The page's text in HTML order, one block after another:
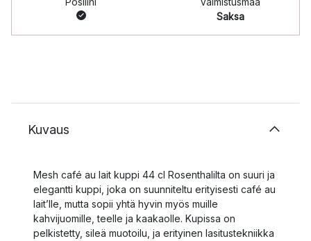
Saksa
Kuvaus
Mesh café au lait kuppi 44 cl Rosenthalilta on suuri ja
elegantti kuppi, joka on suunniteltu erityisesti café au
lait’lle, mutta sopii yhtä hyvin myös muille
kahvijuomille, teelle ja kaakaolle. Kupissa on
pelkistetty, sileä muotoilu, ja erityinen lasitustekniikka